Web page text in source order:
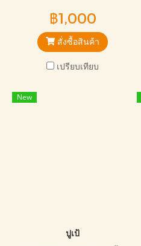
เหมาะกับการไว้อาลัยทุกแบบ มี
ประโยชน์ต่อผู้รับ จัดการง่าย
฿1,000
สั่งซื้อสินค้า
เปรียบเทียบ
New
ปูเป้